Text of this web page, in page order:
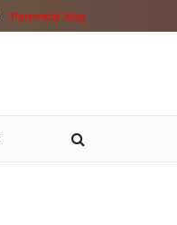
Paremkite Alką